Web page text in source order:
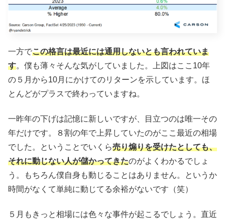
一方でこの格言は最近には通用しないとも言われていま
す。僕も薄々そんな気がしていました。上図はここ10年
の５月から10月にかけてのリターンを示しています。ほ
とんどがプラスで終わっていますね。
一昨年の下げは記憶に新しいですが、目立つのは唯一その
年だけです。８割の年で上昇していたのがここ最近の相場
でした。ということでいくら売り煽りを受けたとしても、
それに動じない人が儲かってきたのがよくわかるでしょ
う。もちろん僕自身も動じることはありません。というか
時間がなくて単純に動じてる余裕がないです（笑）
５月もきっと相場には色々な事件が起こるでしょう。直近